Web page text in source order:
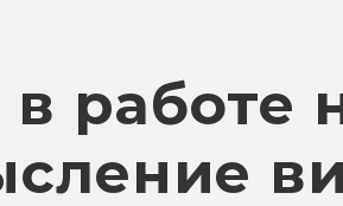
работе